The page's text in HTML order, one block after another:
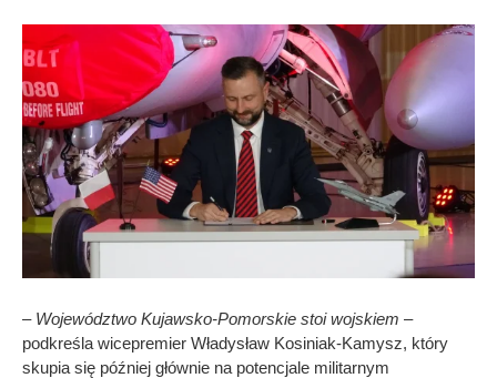
– Województwo Kujawsko-Pomorskie stoi wojskiem –
podkreśla wicepremier Władysław Kosiniak-Kamysz, który
skupia się później głównie na potencjale militarnym